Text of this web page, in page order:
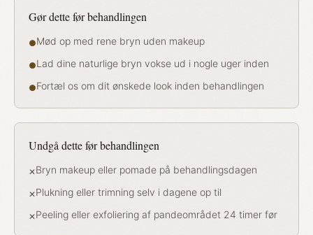
Gør dette før behandlingen
●Mød op med rene bryn uden makeup
●Lad dine naturlige bryn vokse ud i nogle uger inden
●Fortæl os om dit ønskede look inden behandlingen
Undgå dette før behandlingen
✕Bryn makeup eller pomade på behandlingsdagen
✕Plukning eller trimning selv i dagene op til
✕Peeling eller exfoliering af pandeområdet 24 timer før